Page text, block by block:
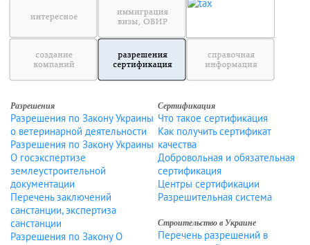
Разрешения
Разрешения по Закону Украины
о ветеринарной деятельности
Разрешения по Закону Украины
О госэкспертизе
землеустроительной
документации
Перечень заключений
санстанции, экспертиза
санстанции
Разрешения по Закону О
Сертификация
Что такое сертификация
Как получить сертификат
качества
Добровольная и обязательная
сертификация
Центры сертификации
Разрешительная система
Строительство в Украине
Перечень разрешений в
Услуги
Услуги
юриста
Услуги
регистратора